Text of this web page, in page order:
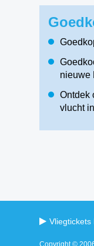
nieuwe
Ontdek
vlucht
Vliegtickets
Copyright ©